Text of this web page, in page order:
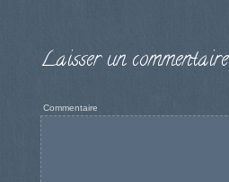
Laisser un commentaire
Commentaire